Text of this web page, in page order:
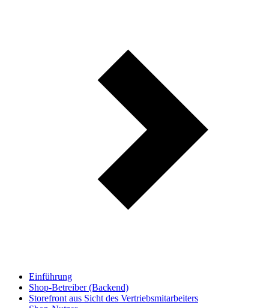
Einführung
Shop-Betreiber (Backend)
Storefront aus Sicht des Vertriebsmitarbeiters